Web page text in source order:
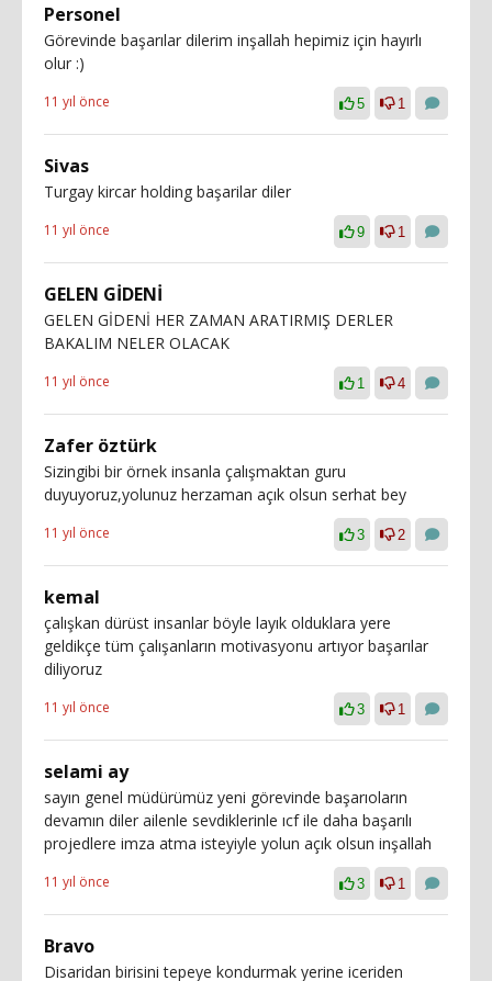
Personel
Görevinde başarılar dilerim inşallah hepimiz için hayırlı
olur :)
11 yıl önce 5 1
Sivas
Turgay kircar holding başarilar diler
11 yıl önce 9 1
GELEN GİDENİ
GELEN GİDENİ HER ZAMAN ARATIRMIŞ DERLER
BAKALIM NELER OLACAK
11 yıl önce 1 4
Zafer öztürk
Sizingibi bir örnek insanla çalışmaktan guru
duyuyoruz,yolunuz herzaman açık olsun serhat bey
11 yıl önce 3 2
kemal
çalışkan dürüst insanlar böyle layık olduklara yere
geldikçe tüm çalışanların motivasyonu artıyor başarılar
diliyoruz
11 yıl önce 3 1
selami ay
sayın genel müdürümüz yeni görevinde başarıoların
devamın diler ailenle sevdiklerinle ıcf ile daha başarılı
projedlere imza atma isteyiyle yolun açık olsun inşallah
11 yıl önce 3 1
Bravo
Disaridan birisini tepeye kondurmak yerine iceriden